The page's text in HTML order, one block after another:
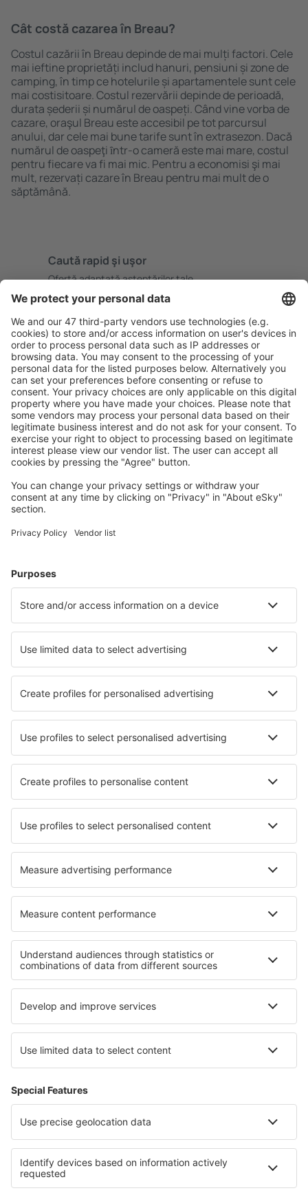
Cât costă cazarea în Breau?
Costul cazării în Breau depinde de mai mulți factori. Cele
mai ieftine proprietăți includ hanuri, pensiuni și zone de
camping, în timp ce hotelurile și apartamentele sunt cele
mai costisitoare. Costul rezervării depinde de perioadă,
durata șederii și numărul de oaspeți. Când vine vorba de
cazare, oraşul Breau este accesibil pe tot parcursul
anului, dar cele mai bune tarife sunt în extrasezon. Dacă
numărul de oaspeţi ȋntr-o cameră este mai mare, costul
pentru fiecare va fi mai mic. Pentru a economisi şi mai
mult, rezervați cazare în Breau pentru mai mult de o
săptămână.
Caută rapid şi uşor
Ofertă adaptată aşteptărilor tale.
Planifică ȋn siguranţă
Rezervare fără griji cu opțiune gratuită de anulare.
Economiseşte mai mult
Prețuri atractive și oferte speciale pentru utilizatorii
conectați.
Cazarea preferată
Alege din peste 1,3 mil. de opţiuni: hoteluri, cabane,
Cele mai căutate cazări de către utilizatorii eSky
Cazare în Cannes
Cazare în Le Cap d`Agde Cazare în Paris
Cazare în Nisa Cazare în La Tranche-sur-Mer
Cazare în Collioure Cazare în Pornichet
Cele mai bune locuri de cazare - orașe
Cazare în Wellin Cazare în María de la Salud
Cazare în Greytown Cazare în Youngtown
Cazare în Gaiole in Chianti Cazare în Barra Mansa
Cele mai bune locuri de cazare - regiuni
Cazare în La Plagne Cazare în Arc Cazare în Tignes
Cazare în Corsica Cazare în Val Cenis
Cazare in Jacksonville Coast
Cazare in Pongolapoort Nature Reserve Cazare in Costa Sur